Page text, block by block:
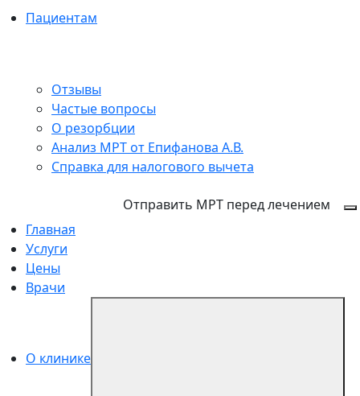
Пациентам
Отзывы
Частые вопросы
О резорбции
Анализ МРТ от Епифанова А.В.
Справка для налогового вычета
Отправить МРТ перед лечением
Главная
Услуги
Цены
Врачи
О клинике